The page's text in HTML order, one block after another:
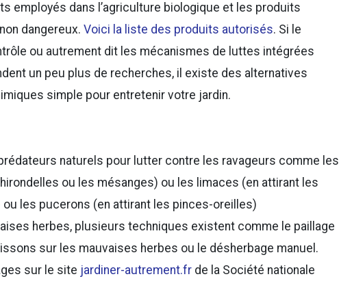
employés dans l’agriculture biologique et les produits
dangereux. Voici la liste des produits autorisés. Si le
ou autrement dit les mécanismes de luttes intégrées
un peu plus de recherches, il existe des alternatives
simple pour entretenir votre jardin.
naturels pour lutter contre les ravageurs comme les
ou les mésanges) ou les limaces (en attirant les
les pucerons (en attirant les pinces-oreilles)
herbes, plusieurs techniques existent comme le paillage
sur les mauvaises herbes ou le désherbage manuel.
sur le site jardiner-autrement.fr de la Société nationale